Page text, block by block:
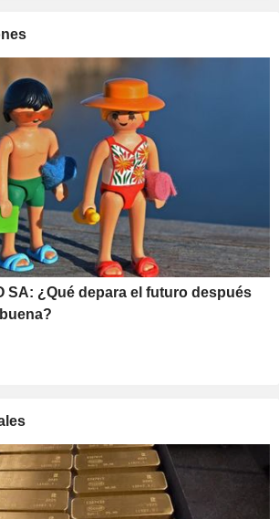
SA: ¿Qué depara el futuro después